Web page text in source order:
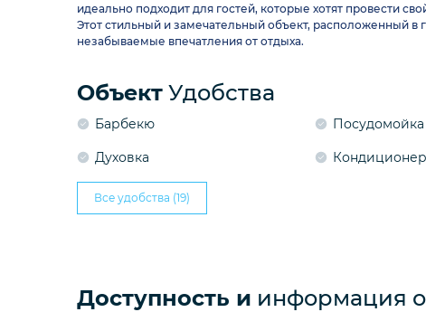
идеально подходит для гостей, которые хотят провести
Этот стильный и замечательный объект, расположенный
незабываемые впечатления от отдыха.
Объект Удобства
Барбекю Посудомойка
Духовка Кондиционер
Все удобства (19)
Доступность и информация